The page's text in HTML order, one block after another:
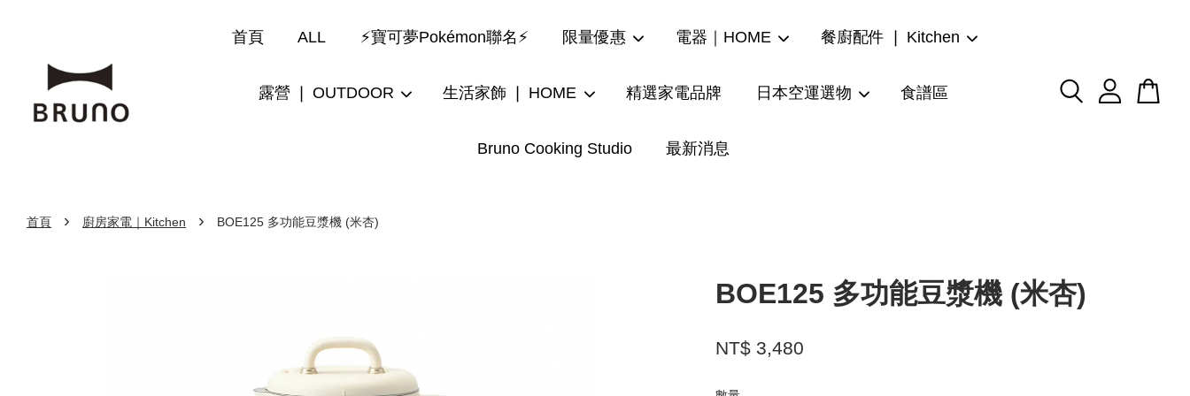
首頁 ALL ⚡寶可夢Pokémon聯名⚡ 限量優惠 電器｜HOME 餐廚配件 ❘ Kitchen
露營 ❘ OUTDOOR 生活家飾 ❘ HOME 精選家電品牌 日本空運選物 食譜區
Bruno Cooking Studio 最新消息
首頁 › 廚房家電｜Kitchen › BOE125 多功能豆漿機 (米杏)
BOE125 多功能豆漿機 (米杏)
NT$ 3,480
您的購物車目前還是空的。